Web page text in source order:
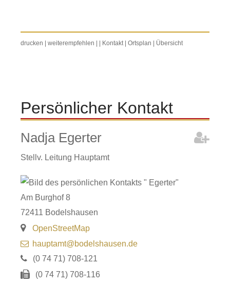
Persönlicher Kontakt
Nadja Egerter
Stellv. Leitung Hauptamt
Am Burghof 8
72411 Bodelshausen
OpenStreetMap
hauptamt@bodelshausen.de
(0 74 71) 708-121
(0 74 71) 708-116
drucken weiterempfehlen Kontakt| Ortsplan Übersicht